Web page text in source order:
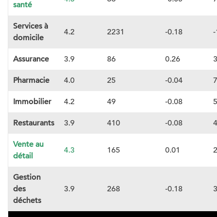
santé
Services à
domicile
4.2 2231 -0.18
Assurance 3.9 86 0.26
Pharmacie 4.0 25 -0.04
Immobilier 4.2 49 -0.08
Restaurants 3.9 410 -0.08
Vente au
détail
4.3 165 0.01
Gestion
des
déchets
3.9 268 -0.18